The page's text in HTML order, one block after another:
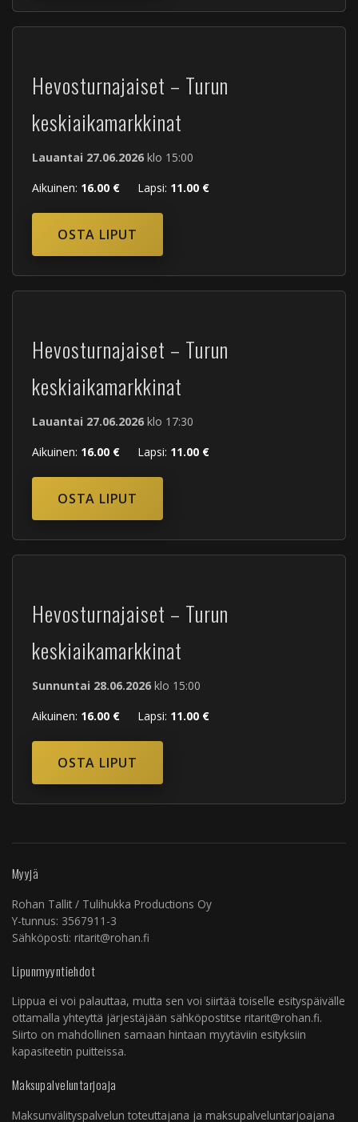
Hevosturnajaiset – Turun
keskiaikamarkkinat
Lauantai 27.06.2026 klo 15:00
Aikuinen: 16.00 € Lapsi: 11.00 €
OSTA LIPUT
Hevosturnajaiset – Turun
keskiaikamarkkinat
Lauantai 27.06.2026 klo 17:30
Aikuinen: 16.00 € Lapsi: 11.00 €
OSTA LIPUT
Hevosturnajaiset – Turun
keskiaikamarkkinat
Sunnuntai 28.06.2026 klo 15:00
Aikuinen: 16.00 € Lapsi: 11.00 €
OSTA LIPUT
Myyjä
Rohan Tallit / Tulihukka Productions Oy
Y-tunnus: 3567911-3
Sähköposti: ritarit@rohan.fi
Lipunmyyntiehdot
Lippua ei voi palauttaa, mutta sen voi siirtää toiselle esityspäivälle
ottamalla yhteyttä järjestäjään sähköpostitse ritarit@rohan.fi.
Siirto on mahdollinen samaan hintaan myytäviin esityksiin
kapasiteetin puitteissa.
Maksupalveluntarjoaja
Maksunvälityspalvelun toteuttajana ja maksupalveluntarjoajana